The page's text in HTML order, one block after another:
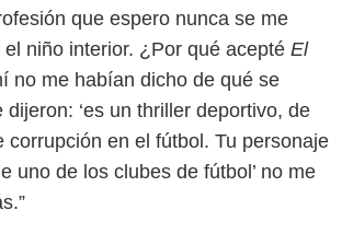
que espero nunca se me
niño interior. ¿Por qué acepté El
no me habían dicho de qué se
‘es un thriller deportivo, de
corrupción en el fútbol. Tu personaje
uno de los clubes de fútbol’ no me